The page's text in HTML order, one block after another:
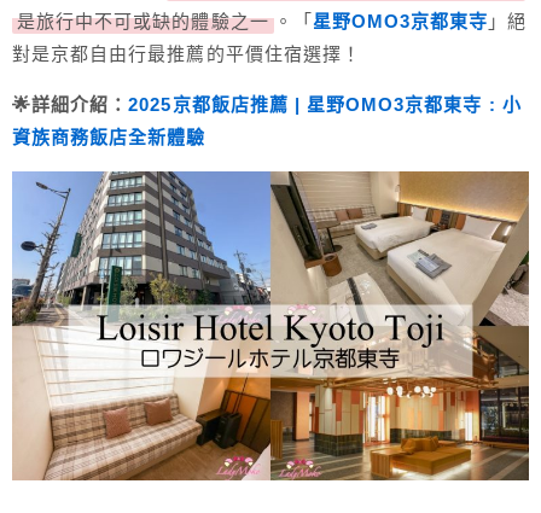
是旅行中不可或缺的體驗之一 。「 星野OMO3京都東寺 」絕
對是京都自由行最推薦的平價住宿選擇！
🌟詳細介紹：2025京都飯店推薦 | 星野OMO3京都東寺 : 小
資族商務飯店全新體驗